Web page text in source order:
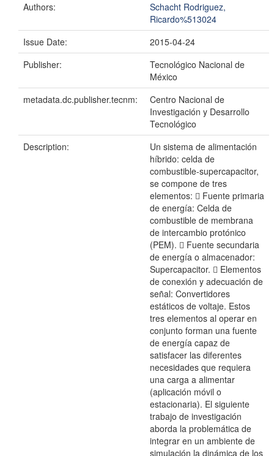
Authors:
Schacht Rodriguez,
Ricardo%513024
Issue Date:
2015-04-24
Publisher:
Tecnológico Nacional de
México
metadata.dc.publisher.tecnm:
Centro Nacional de
Investigación y Desarrollo
Tecnológico
Description:
Un sistema de alimentación
híbrido: celda de
combustible-supercapacitor,
se compone de tres
elementos:  Fuente primaria
de energía: Celda de
combustible de membrana
de intercambio protónico
(PEM).  Fuente secundaria
de energía o almacenador:
Supercapacitor.  Elementos
de conexión y adecuación de
señal: Convertidores
estáticos de voltaje. Estos
tres elementos al operar en
conjunto forman una fuente
de energía capaz de
satisfacer las diferentes
necesidades que requiera
una carga a alimentar
(aplicación móvil o
estacionaria). El siguiente
trabajo de investigación
aborda la problemática de
integrar en un ambiente de
simulación la dinámica de los